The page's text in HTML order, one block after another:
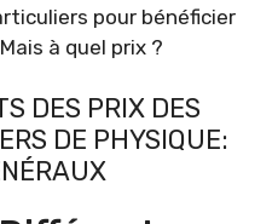
pour bénéficier
à quel prix ?
DES PRIX DES
DE PHYSIQUE: